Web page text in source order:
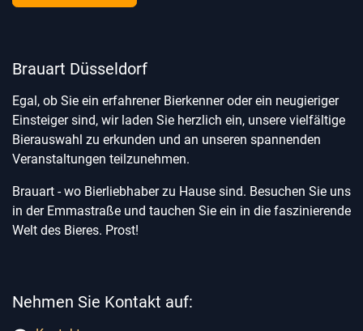
Brauart Düsseldorf
Egal, ob Sie ein erfahrener Bierkenner oder ein neugieriger
Einsteiger sind, wir laden Sie herzlich ein, unsere vielfältige
Bierauswahl zu erkunden und an unseren spannenden
Veranstaltungen teilzunehmen.
Brauart - wo Bierliebhaber zu Hause sind. Besuchen Sie uns
in der Emmastraße und tauchen Sie ein in die faszinierende
Welt des Bieres. Prost!
Nehmen Sie Kontakt auf: